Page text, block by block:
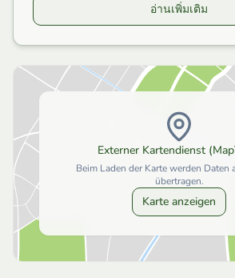
อ่านเพิ่มเติม
Externer Kartendienst
Beim Laden der Karte werden Daten
übertragen.
Karte anzeigen